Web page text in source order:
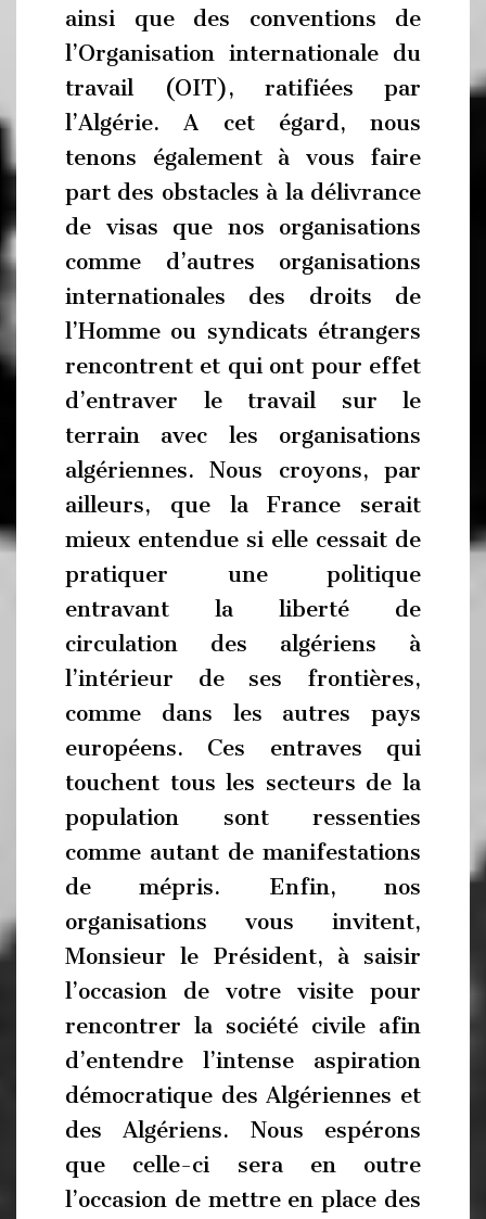
ainsi que des conventions de
l’Organisation internationale du
travail (OIT), ratifiées par
l’Algérie. A cet égard, nous
tenons également à vous faire
part des obstacles à la délivrance
de visas que nos organisations
comme d’autres organisations
internationales des droits de
l’Homme ou syndicats étrangers
rencontrent et qui ont pour effet
d’entraver le travail sur le
terrain avec les organisations
algériennes. Nous croyons, par
ailleurs, que la France serait
mieux entendue si elle cessait de
pratiquer une politique
entravant la liberté de
circulation des algériens à
l’intérieur de ses frontières,
comme dans les autres pays
européens. Ces entraves qui
touchent tous les secteurs de la
population sont ressenties
comme autant de manifestations
de mépris. Enfin, nos
organisations vous invitent,
Monsieur le Président, à saisir
l’occasion de votre visite pour
rencontrer la société civile afin
d’entendre l’intense aspiration
démocratique des Algériennes et
des Algériens. Nous espérons
que celle-ci sera en outre
l’occasion de mettre en place des